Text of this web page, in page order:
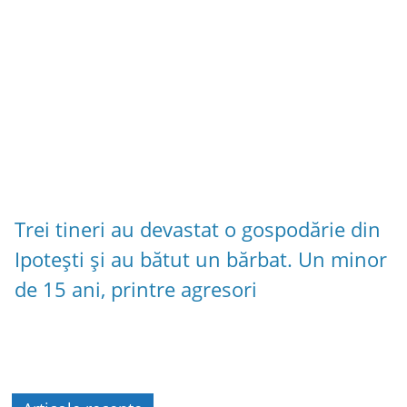
Trei tineri au devastat o gospodărie din
Ipotești și au bătut un bărbat. Un minor
de 15 ani, printre agresori